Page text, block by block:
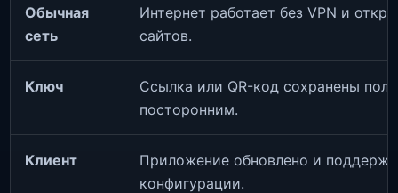
Обычная
сеть
Интернет работает без VPN и
сайтов.
Ключ
Ссылка или QR-код сохранены
посторонним.
Клиент
Приложение обновлено и
конфигурации.